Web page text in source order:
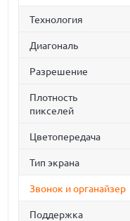
Технология
Диагональ
Разрешение
Плотность
пикселей
Цветопередача
Тип экрана
Звонок и органайзер
Поддержка